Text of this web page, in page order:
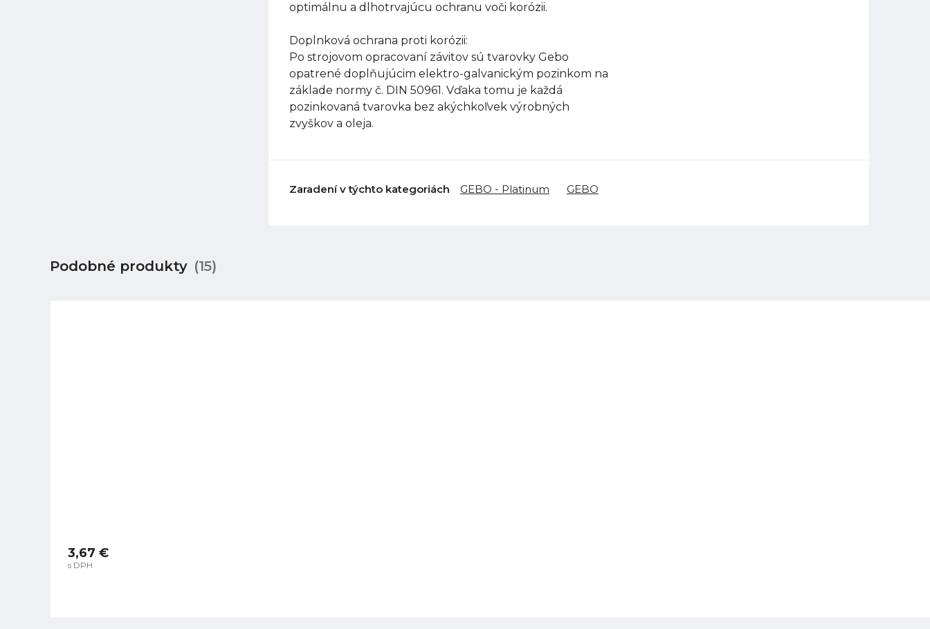
optimálnu a dlhotrvajúcu ochranu voči korózii.
Doplnková ochrana proti korózii:
Po strojovom opracovaní závitov sú tvarovky Gebo
opatrené doplňujúcim elektro-galvanickým pozinkom na
základe normy č. DIN 50961. Vďaka tomu je každá
pozinkovaná tvarovka bez akýchkoľvek výrobných
zvyškov a oleja.
Zaradení v týchto kategoriách GEBO - Platinum GEBO
Podobné produkty (15)
3,67 €
s DPH